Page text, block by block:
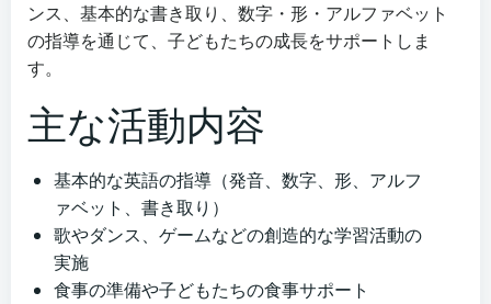
ンス、基本的な書き取り、数字・形・アルファベット
の指導を通じて、子どもたちの成長をサポートしま
す。
主な活動内容
基本的な英語の指導（発音、数字、形、アルフ
ァベット、書き取り）
歌やダンス、ゲームなどの創造的な学習活動の
実施
食事の準備や子どもたちの食事サポート